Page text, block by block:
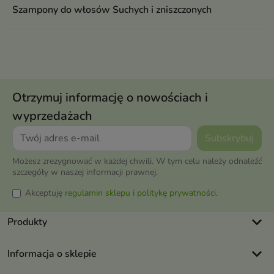
Szampony do włosów Suchych i zniszczonych
Otrzymuj informację o nowościach i
wyprzedażach
Możesz zrezygnować w każdej chwili. W tym celu należy odnaleźć
szczegóły w naszej informacji prawnej.
Akceptuję regulamin sklepu i politykę prywatności.
Produkty keyboard_arrow_down
Informacja o sklepie keyboard_arrow_down